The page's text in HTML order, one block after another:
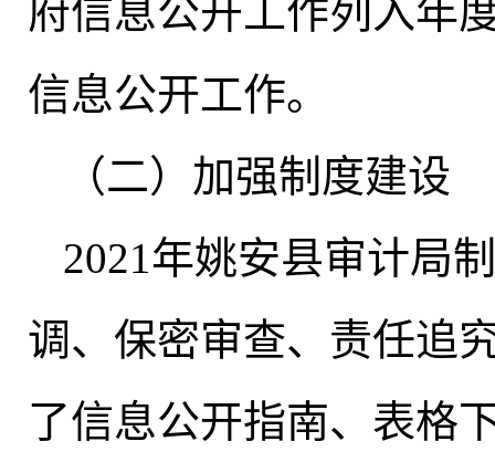
府信息公开工作列入年
信息公开工作。
（二）加强制度建设
2021年姚安县审计局
调、保密审查、责任追
了信息公开指南、表格